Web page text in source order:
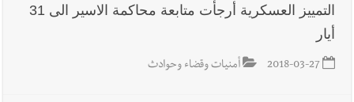
التمييز العسكرية أرجأت متابعة محاكمة الاسير الى 31
أيار
2018-03-27 أمنيات وقضاء وحوادث